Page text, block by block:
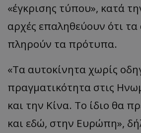
«έγκρισης τύπου», κατά
αρχές επαληθεύουν ότι
πληρούν τα πρότυπα.
«Τα αυτοκίνητα χωρίς
πραγματικότητα στις
και την Κίνα. Το ίδιο θα
και εδώ, στην Ευρώπη»,